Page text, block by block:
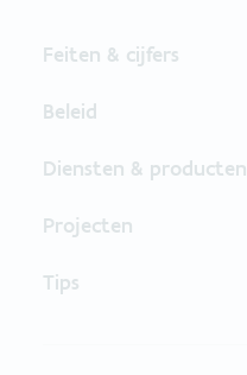
Feiten & cijfers
Beleid
Diensten & producten
Projecten
Tips